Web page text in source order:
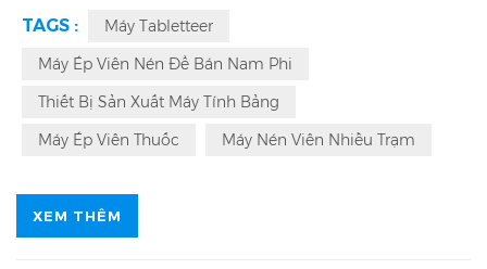
D, Dịch vụ 365 * 24 giờ cho
OEM, ODM, cGMP đã qua, CE, ISO, nghề
Nhà sản xuất máy ép viên quay. Với Force Feeder,
tròn, vòng, nhiều màu, nhiều hình dạng khác nhau
TAGS :
Máy Tabletteer
Máy Ép Viên Nén Để Bán Nam Phi
Thiết Bị Sản Xuất Máy Tính Bảng
Máy Ép Viên Thuốc
Máy Nén Viên Nhiều Trạm
XEM THÊM